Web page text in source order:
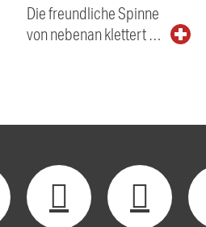
Die freundliche Spinne
von nebenan klettert …